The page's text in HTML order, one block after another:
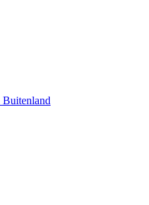
Buitenland